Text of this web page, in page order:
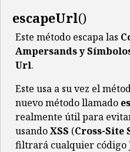
escapeUrl()
Este método escapa las
Ampersands y
Url.
Este usa a su vez el
nuevo método llamado
realmente útil para
usandoXSS (Cross-
filtrará cualquier código